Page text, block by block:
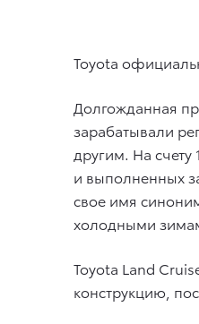
Toyota
Долгожданная
зарабатывали
другим. На
и выполненных
свое имя
холодными
Toyota Land
конструкцию,